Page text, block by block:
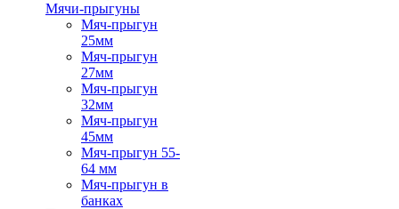
Мячи-прыгуны
Мяч-прыгун
25мм
Мяч-прыгун
27мм
Мяч-прыгун
32мм
Мяч-прыгун
45мм
Мяч-прыгун 55-
64 мм
Мяч-прыгун в
банках